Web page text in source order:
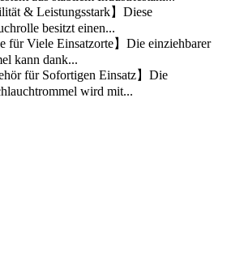
& Leistungsstark】Diese
besitzt einen...
für Viele Einsatzorte】Die einziehbarer
kann dank...
für Sofortigen Einsatz】Die
wird mit...